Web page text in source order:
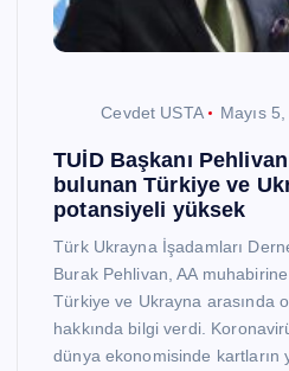
Cevdet USTA Mayıs
TUİD Başkanı
bulunan Türkiye ve
potansiyeli yüksek
Türk Ukrayna İşadamları
Burak Pehlivan, AA
Türkiye ve Ukrayna arasında
hakkında bilgi verdi.
dünya ekonomisinde kartların